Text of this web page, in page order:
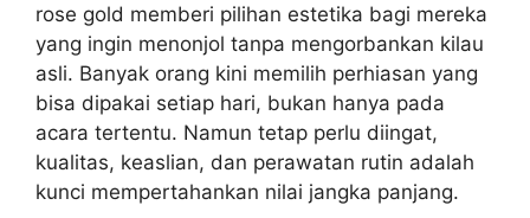
rose gold memberi pilihan estetika bagi mereka
yang ingin menonjol tanpa mengorbankan kilau
asli. Banyak orang kini memilih perhiasan yang
bisa dipakai setiap hari, bukan hanya pada
acara tertentu. Namun tetap perlu diingat,
kualitas, keaslian, dan perawatan rutin adalah
kunci mempertahankan nilai jangka panjang.